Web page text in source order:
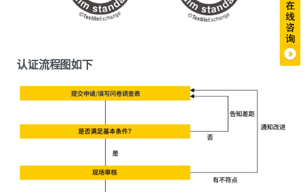
认证流程图如下